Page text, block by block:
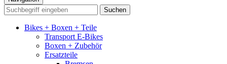
Suchen
Bikes + Boxen + Teile
Transport E-Bikes
Boxen + Zubehör
Ersatzteile